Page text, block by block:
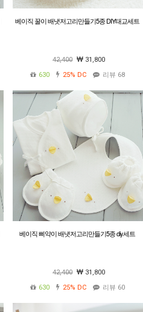
베이직 꿀이 배냇저고리만들기5종 DIY태교세트
42,400
31,800
630
25% DC 리뷰 68
베이직 삐약이 배냇저고리만들기5종 diy세트
42,400
31,800
630
25% DC 리뷰 60